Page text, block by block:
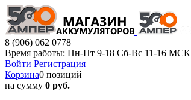
8 (906) 062 0778
Время работы: Пн-Пт 9-18 Сб-Вс 11-16 МСК
Войти Регистрация
Корзина0 позиций
на сумму 0 руб.